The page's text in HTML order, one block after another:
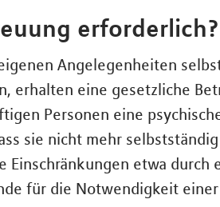
erforderlich?
Angelegenheiten
erhalten eine gesetzliche
Personen eine
sie nicht mehr
etwa durch
für die Notwendigkeit